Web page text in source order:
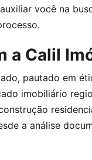
você na
a Calil
pautado em
imobiliário
a análise